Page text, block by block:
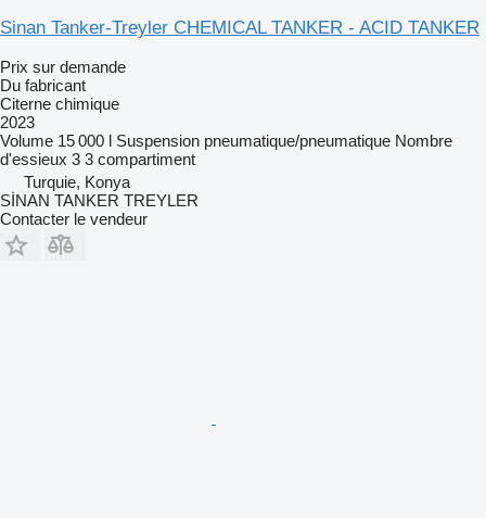
Sinan Tanker-Treyler CHEMICAL TANKER - ACID TANKER
Prix sur demande
Du fabricant
Citerne chimique
2023
Volume 15 000 l Suspension pneumatique/pneumatique Nombre
d'essieux 3 3 compartiment
Turquie, Konya
SİNAN TANKER TREYLER
Contacter le vendeur